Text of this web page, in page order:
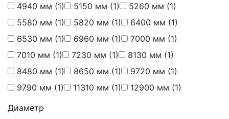
4940 мм (1) 5150 мм (1) 5260 мм (1)
5580 мм (1) 5820 мм (1) 6400 мм (1)
6530 мм (1) 6960 мм (1) 7000 мм (1)
7010 мм (1) 7230 мм (1) 8130 мм (1)
8480 мм (1) 8650 мм (1) 9720 мм (1)
9790 мм (1) 11310 мм (1) 12900 мм (1)
Диаметр